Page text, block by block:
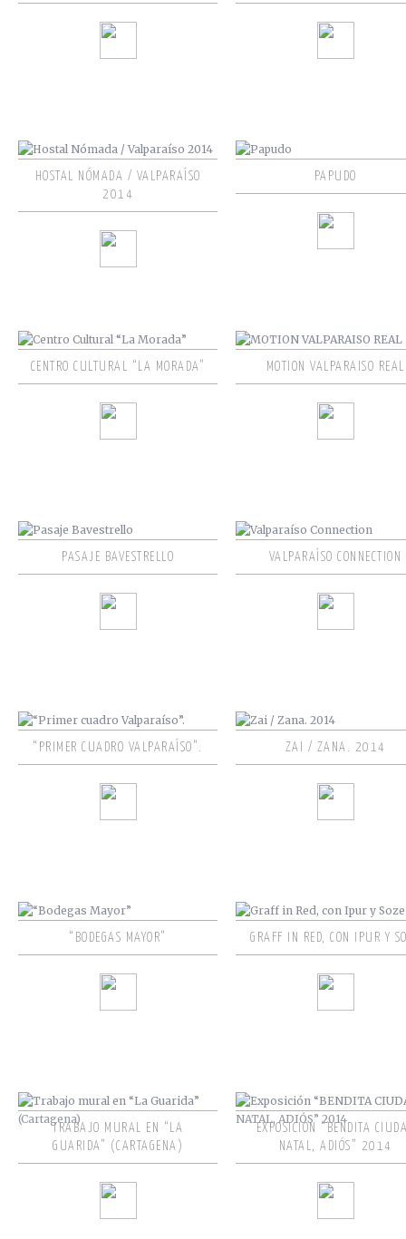
HOSTAL NÓMADA / VALPARAÍSO
2014
PAPUDO
CENTRO CULTURAL “LA MORADA” MOTION VALPARAISO REAL
PASAJE BAVESTRELLO VALPARAÍSO CONNECTION
“PRIMER CUADRO VALPARAÍSO”. ZAI / ZANA. 2014
“BODEGAS MAYOR” GRAFF IN RED, CON IPUR Y
TRABAJO MURAL EN “LA
GUARIDA” (CARTAGENA)
EXPOSICIÓN “BENDITA
NATAL, ADIÓS” 2014